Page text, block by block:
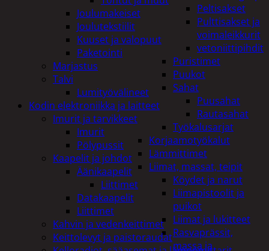
Peltisakset
Pulttisakset ja
voimaleikkurit
vetoniittipihdit
Puristimet
Puukot
Sahat
Puusahat
Rautasahat
Työkalusarjat
Korjaamotyökalut
Lämmittimet
Liimat, massat, teipit
Köydet ja narut
Liimapistoolit ja
puikot
Liimat ja lukitteet
Rasvaprässit,
massa ja
Joulumakeiset
Joulutekstiilit
Kuuset ja valopuut
Paketointi
Marjastus
Talvi
Lumityövälineet
Kodin elektroniikka ja laitteet
Imurit ja tarvikkeet
Imurit
Pölypussit
Kaapelit ja johdot
Äänikaapelit
Liittimet
Datakaapelit
Liittimet
Kahvin ja vedenkeittimet
Keittolevyt ja paistoraudat